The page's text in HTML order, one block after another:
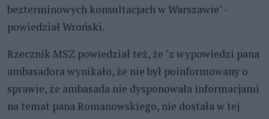
bezterminowych konsultacjach w Warszawie" -
powiedział Wroński.
Rzecznik MSZ powiedział też, że "z wypowiedzi pana
ambasadora wynikało, że nie był poinformowany o
sprawie, że ambasada nie dysponowała informacjami
na temat pana Romanowskiego, nie dostała w tej